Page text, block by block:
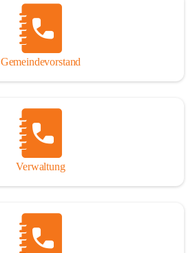
Gemeindevorstand
Verwaltung